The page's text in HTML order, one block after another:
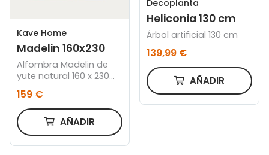
Kave Home
Madelin 160x230
Alfombra Madelin de
yute natural 160 x 230
159 €
AÑADIR
Decoplanta
Heliconia 130 cm
Árbol artificial 130 cm
139,99 €
AÑADIR